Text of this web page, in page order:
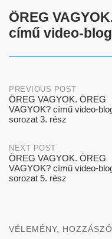
ÖREG
című video-
Post
navigation
PREVIOUS POST
ÖREG VAGYOK. ÖREG
VAGYOK? című video-
sorozat 3. rész
NEXT POST
ÖREG VAGYOK. ÖREG
VAGYOK? című video-
sorozat 5. rész
VÉLEMÉNY,